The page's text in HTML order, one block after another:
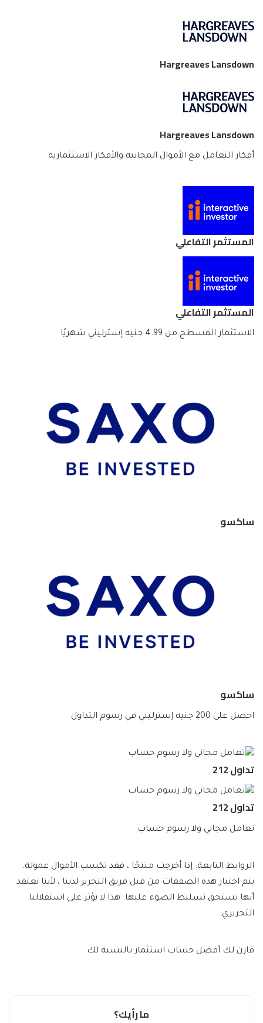
Hargreaves Lansdown
Hargreaves Lansdown
أفكار التعامل مع الأموال المجانية والأفكار الاستثمارية
المستثمر التفاعلي
المستثمر التفاعلي
الاستثمار المسطح من 4.99 جنيه إسترليني شهريًا
ساكسو
ساكسو
احصل على 200 جنيه إسترليني في رسوم التداول
تداول 212
تداول 212
تعامل مجاني ولا رسوم حساب
الروابط التابعة: إذا أخرجت منتجًا ، فقد تكسب الأموال عمولة.
يتم اختيار هذه الصفقات من قبل فريق التحرير لدينا ، لأننا نعتقد
أنها تستحق تسليط الضوء عليها. هذا لا يؤثر على استقلالنا
التحريري.
قارن لك أفضل حساب استثمار بالنسبة لك
ما رأيك؟